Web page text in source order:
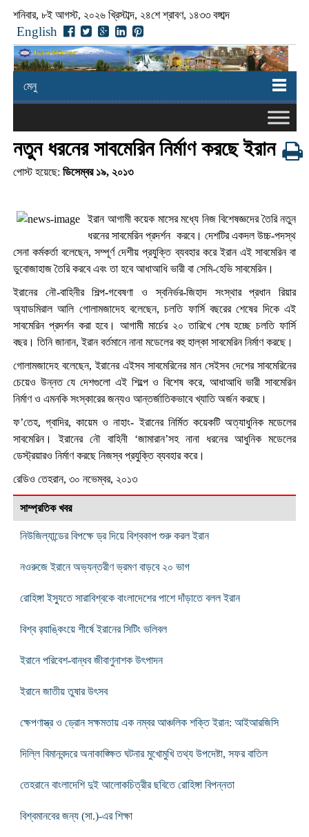
শনিবার, ৮ই আগস্ট, ২০২৬ খ্রিস্টাব্দ, ২৪শে শ্রাবণ, ১৪৩৩ বঙ্গাব্দ
English
মেনু
নতুন ধরনের সাবমেরিন নির্মাণ করছে ইরান
পোস্ট হয়েছে: ডিসেম্বর ১৯, ২০১৩
ইরান আগামী কয়েক মাসের মধ্যে নিজ বিশেষজ্ঞদের তৈরি নতুন
ধরনের সাবমেরিন প্রদর্শন করবে। দেশটির একদল উচ্চ-পদস্থ
সেনা কর্মকর্তা বলেছেন, সম্পূর্ণ দেশীয় প্রযুক্তি ব্যবহার করে ইরান এই সাবমেরিন বা
ডুবোজাহাজ তৈরি করবে এবং তা হবে আধাআধি ভারী বা সেমি-হেভি সাবমেরিন।
ইরানের নৌ-বাহিনীর শিল্প-গবেষণা ও স্বনির্ভর-জিহাদ সংস্থার প্রধান রিয়ার
অ্যাডমিরাল আলি গোলামজাদেহ বলেছেন, চলতি ফার্সি বছরের শেষের দিকে এই
সাবমেরিন প্রদর্শন করা হবে। আগামী মার্চের ২০ তারিখে শেষ হচ্ছে চলতি ফার্সি
বছর। তিনি জানান, ইরান বর্তমানে নানা মডেলের বহু হাল্কা সাবমেরিন নির্মাণ করছে।
গোলামজাদেহ বলেছেন, ইরানের এইসব সাবমেরিনের মান সেইসব দেশের সাবমেরিনের
চেয়েও উন্নত যে দেশগুলো এই শিল্পে ও বিশেষ করে, আধাআধি ভারী সাবমেরিন
নির্মাণ ও এমনকি সংস্কারের জন্যও আন্তর্জাতিকভাবে খ্যাতি অর্জন করছে।
ফ’তেহ, গ্বাদির, কায়েম ও নাহাং- ইরানের নির্মিত কয়েকটি অত্যাধুনিক মডেলের
সাবমেরিন। ইরানের নৌ বাহিনী ‘জামারান’সহ নানা ধরনের আধুনিক মডেলের
ডেস্ট্রয়ারও নির্মাণ করছে নিজস্ব প্রযুক্তি ব্যবহার করে।
রেডিও তেহরান, ৩০ নভেম্বর, ২০১৩
সাম্প্রতিক খবর
নিউজিল্যান্ডের বিপক্ষে ড্র দিয়ে বিশ্বকাপ শুরু করল ইরান
নওরুজে ইরানে অভ্যন্তরীণ ভ্রমণ বাড়বে ২০ ভাগ
রোহিঙ্গা ইস্যুতে সারাবিশ্বকে বাংলাদেশের পাশে দাঁড়াতে বলল ইরান
বিশ্ব র‌্যাঙ্কিংয়ে শীর্ষে ইরানের সিটিং ভলিবল
ইরানে পরিবেশ-বান্ধব জীবাণুনাশক উৎপাদন
ইরানে জাতীয় তুষার উৎসব
ক্ষেপণাস্ত্র ও ড্রোন সক্ষমতায় এক নম্বর আঞ্চলিক শক্তি ইরান: আইআরজিসি
দিল্লি বিমানবন্দরে অনাকাঙ্ক্ষিত ঘটনার মুখোমুখি তথ্য উপদেষ্টা, সফর বাতিল
তেহরানে বাংলাদেশি দুই আলোকচিত্রীর ছবিতে রোহিঙ্গা বিপন্নতা
বিশ্বমানবের জন্য (সা.)-এর শিক্ষা